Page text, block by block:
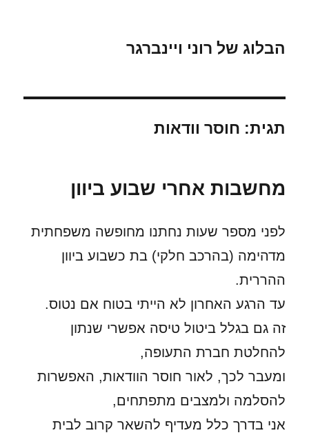
הבלוג של רוני ויינברגר
תגית: חוסר וודאות
מחשבות אחרי שבוע ביוון
לפני מספר שעות נחתנו מחופשה משפחתית
מדהימה (בהרכב חלקי) בת כשבוע ביוון
ההררית.
עד הרגע האחרון לא הייתי בטוח אם נטוס.
זה גם בגלל ביטול טיסה אפשרי שנתון
להחלטת חברת התעופה,
ומעבר לכך, לאור חוסר הוודאות, האפשרות
להסלמה ולמצבים מתפתחים,
אני בדרך כלל מעדיף להשאר קרוב לבית